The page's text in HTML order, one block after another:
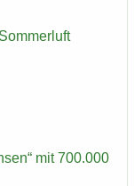
mit 700.000